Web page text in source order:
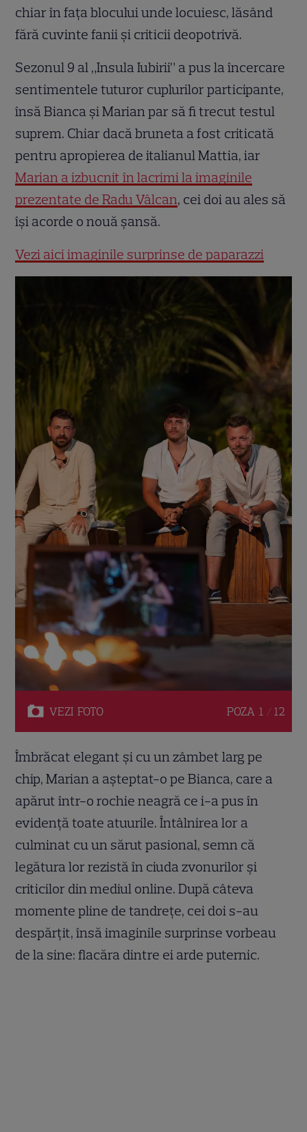
chiar în fața blocului unde locuiesc, lăsând
fără cuvinte fanii și criticii deopotrivă.
Sezonul 9 al „Insula Iubirii” a pus la încercare
sentimentele tuturor cuplurilor participante,
însă Bianca și Marian par să fi trecut testul
suprem. Chiar dacă bruneta a fost criticată
pentru apropierea de italianul Mattia, iar
Marian a izbucnit în lacrimi la imaginile
prezentate de Radu Vâlcan, cei doi au ales să
își acorde o nouă șansă.
Vezi aici imaginile surprinse de paparazzi
VEZI FOTO POZA 1 / 12
Îmbrăcat elegant și cu un zâmbet larg pe
chip, Marian a așteptat-o pe Bianca, care a
apărut într-o rochie neagră ce i-a pus în
evidență toate atuurile. Întâlnirea lor a
culminat cu un sărut pasional, semn că
legătura lor rezistă în ciuda zvonurilor și
criticilor din mediul online. După câteva
momente pline de tandrețe, cei doi s-au
despărțit, însă imaginile surprinse vorbeau
de la sine: flacăra dintre ei arde puternic.